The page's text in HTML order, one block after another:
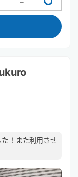
！また利用させ